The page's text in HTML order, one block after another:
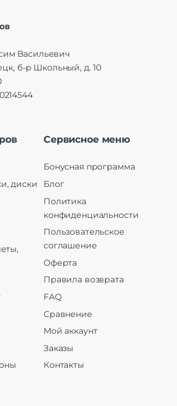
Васильевич
б-р Школьный, д. 10
диски
Сервисное меню
Бонусная программа
Блог
Политика
конфиденциальности
Пользовательское
соглашение
Оферта
Правила возврата
FAQ
Сравнение
Мой аккаунт
Заказы
Контакты